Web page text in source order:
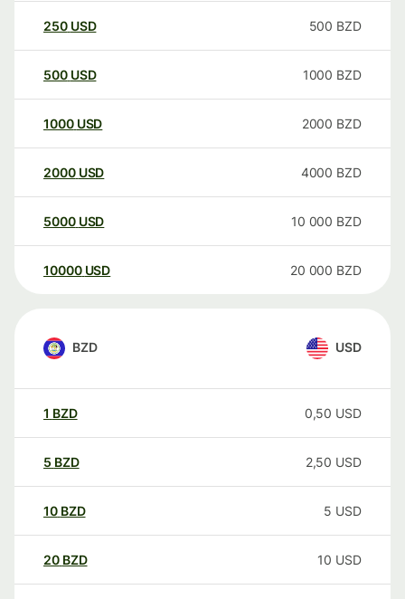
250 USD 500 BZD
500 USD 1000 BZD
1000 USD 2000 BZD
2000 USD 4000 BZD
5000 USD 10 000 BZD
10000 USD 20 000 BZD
BZD USD
1 BZD 0,50 USD
5 BZD 2,50 USD
10 BZD 5 USD
20 BZD 10 USD